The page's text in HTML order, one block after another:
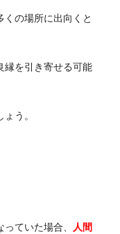
の場所に出向くと
縁を引き寄せる可能
う。
ていた場合、
人間